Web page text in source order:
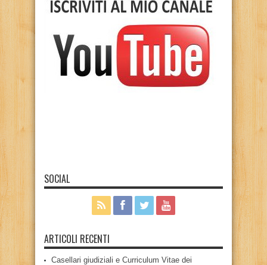
SOCIAL
ARTICOLI RECENTI
Casellari giudiziali e Curriculum Vitae dei